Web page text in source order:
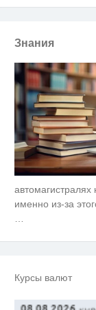
Знания
именно из-за
…
Курсы валют
ПВЗ